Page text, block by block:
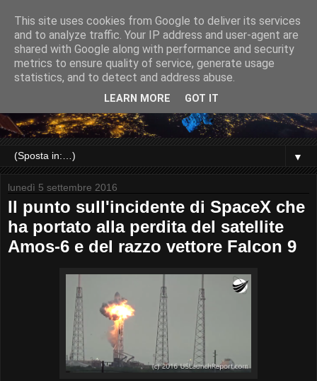
▼
lunedì 5 settembre 2016
Il punto sull'incidente di SpaceX che
ha portato alla perdita del satellite
Amos-6 e del razzo vettore Falcon 9
This site uses cookies from Google to deliver its services
and to analyze traffic. Your IP address and user-agent are
shared with Google along with performance and security
metrics to ensure quality of service, generate usage
statistics, and to detect and address abuse.
LEARN MORE GOT IT